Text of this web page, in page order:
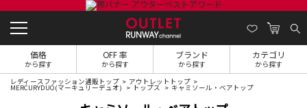
価格
から探す
OFF 率
から探す
ブランド
から探す
カテゴリ
から探す
レディースファッション通販トップ アウトレットトップ
MERCURYDUO(マーキュリーデュオ) トップス キャミソール・ベアトップ